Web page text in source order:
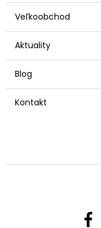
Veľkoobchod
Aktuality
Blog
Kontakt